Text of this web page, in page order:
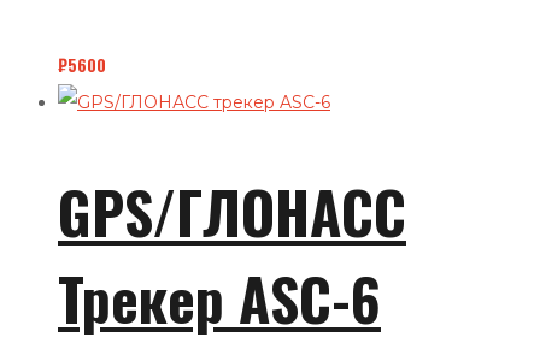
₽5600
GPS/ГЛОНАСС
Трекер ASC-6